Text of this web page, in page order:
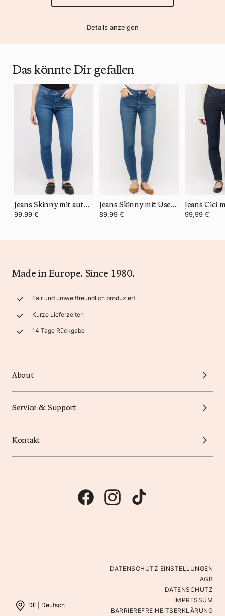
Details anzeigen
Das könnte Dir gefallen
Jeans Skinny mit authentischem Denim
99,99 €
Jeans Skinny mit Used-Waschung
89,99 € 99,99 €
Made in Europe. Since 1980.
Fair und umweltfreundlich produziert
Kurze Lieferzeiten
14 Tage Rückgabe
About
Service & Support
Kontakt
DE | Deutsch
DATENSCHUTZ EINSTELLUNGEN
AGB
DATENSCHUTZ
IMPRESSUM
BARRIEREFREIHEITSERKLÄRUNG